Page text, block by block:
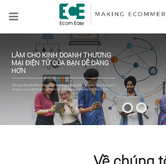
LÀM CHO KINH DOANH THƯƠNG
MẠI ĐIỆN TỬ CỦA BẠN DỄ DÀNG
HƠN
Đội ngũ dày dặn kinh nghiệm và hệ thống công nghệ tiên tiến của chúng tôi
sẽ giúp công việc kinh doanh thương mại điện tử của bạn dễ dàng hơn.